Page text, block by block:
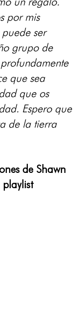
por mis
ser
grupo de
que sea
que os
Espero que
de la tierra
de Shawn
playlist